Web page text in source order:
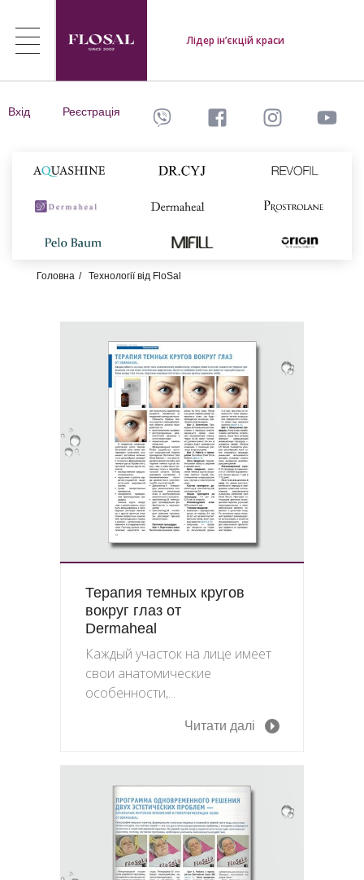
Лідер ін’єкцій краси
Вхід Реєстрація
Головна Технології від FloSal
Терапия темных кругов
вокруг глаз от
Dermaheal
Каждый участок на лице имеет
свои анатомические
особенности,...
Читати далі